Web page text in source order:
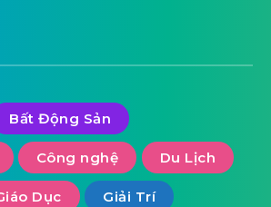
Bất Động Sản
Công nghệ Du Lịch
Dục Giải Trí